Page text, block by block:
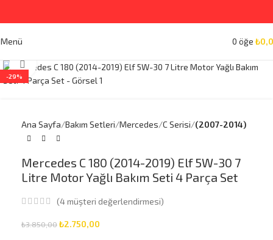
Menü 0 öğe ₺
-29%
Büyütmek için tıklayın
Ana Sayfa Bakım Setleri Mercedes C Serisi (2007-2014)
Mercedes C 180 (2014-2019) Elf 5W-30 7
Litre Motor Yağlı Bakım Seti 4 Parça Set
(4müşteri değerlendirmesi)
₺3.850,00₺2.750,00